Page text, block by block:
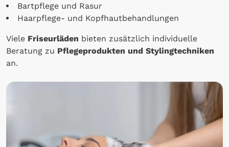
Bartpflege und Rasur
Haarpflege- und Kopfhautbehandlungen
Viele Friseurläden bieten zusätzlich individuelle
Beratung zu Pflegeprodukten und Stylingtechniken
an.